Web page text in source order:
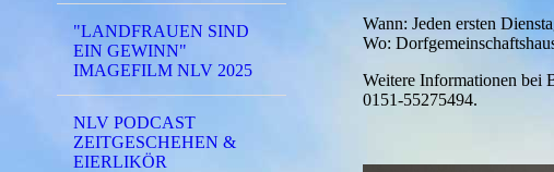
"LANDFRAUEN SIND
EIN GEWINN"
IMAGEFILM NLV 2025
NLV PODCAST
ZEITGESCHEHEN &
EIERLIKÖR
Wann: Jeden ersten
Wo:
Weitere Informationen bei
0151-55275494.